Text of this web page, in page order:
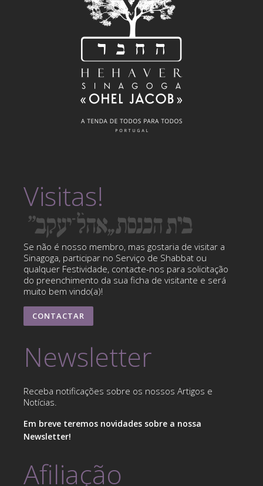
Visitas!
Se não é nosso membro, mas gostaria de visitar a
Sinagoga, participar no Serviço de Shabbat ou
qualquer Festividade, contacte-nos para solicitação
do preenchimento da sua ficha de visitante e será
muito bem vindo(a)!
CONTACTAR
Newsletter
Receba notificações sobre os nossos Artigos e
Notícias.
Em breve teremos novidades sobre a nossa
Newsletter!
Afiliação